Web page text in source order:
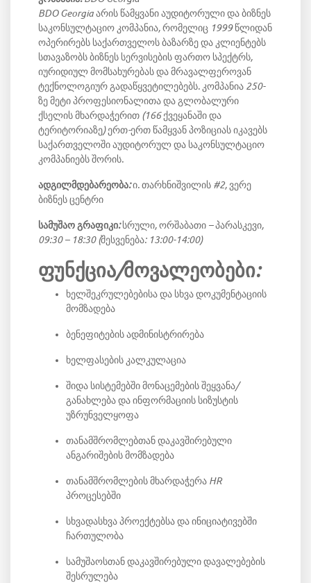
BDO Georgia არის წამყვანი აუდიტორული და ბიზნეს
საკონსულტაციო კომპანია, რომელიც 1999 წლიდან
ოპერირებს საქართველოს ბაზარზე და კლიენტებს
სთავაზობს ბიზნეს სერვისების ფართო სპექტრს,
იურიდიულ მომსახურებას და მრავალფეროვან
ტექნოლოგიურ გადაწყვეტილებებს. კომპანია 250-
ზე მეტი პროფესიონალითა და გლობალური
ქსელის მხარდაჭერით (166 ქვეყანაში და
ტერიტორიაზე) ერთ-ერთ წამყვან პოზიციას იკავებს
საქართველოში აუდიტორულ და საკონსულტაციო
კომპანიებს შორის.
ადგილმდებარეობა:ი. თარხნიშვილის #2, ვერე
ბიზნეს ცენტრი
სამუშაო გრაფიკი:სრული, ორშაბათი – პარასკევი,
09:30 – 18:30 (შესვენება: 13:00-14:00)
ფუნქცია/მოვალეობები:
ხელშეკრულებებისა და სხვა დოკუმენტაციის
მომზადება
ბენეფიტების ადმინისტრირება
ხელფასების კალკულაცია
შიდა სისტემებში მონაცემების შეყვანა/
განახლება და ინფორმაციის სიზუსტის
უზრუნველყოფა
თანამშრომლებთან დაკავშირებული
ანგარიშების მომზადება
თანამშრომლების მხარდაჭერა HR
პროცესებში
სხვადასხვა პროექტებსა და ინიციატივებში
ჩართულობა
სამუშაოსთან დაკავშირებული დავალებების
შესრულება